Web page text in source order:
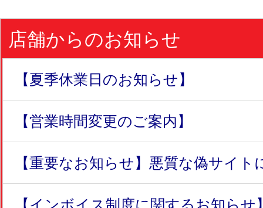
店舗からのお知らせ
【夏季休業日のお知らせ】
【営業時間変更のご案内】
【重要なお知らせ】悪質な偽サイト